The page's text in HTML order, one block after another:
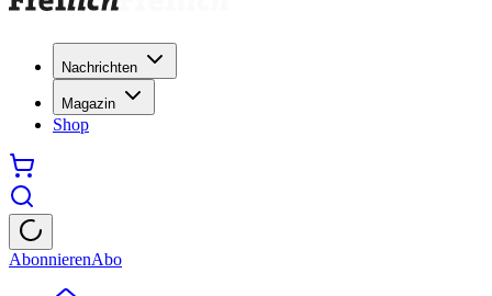
Nachrichten
Magazin
Shop
AbonnierenAbo